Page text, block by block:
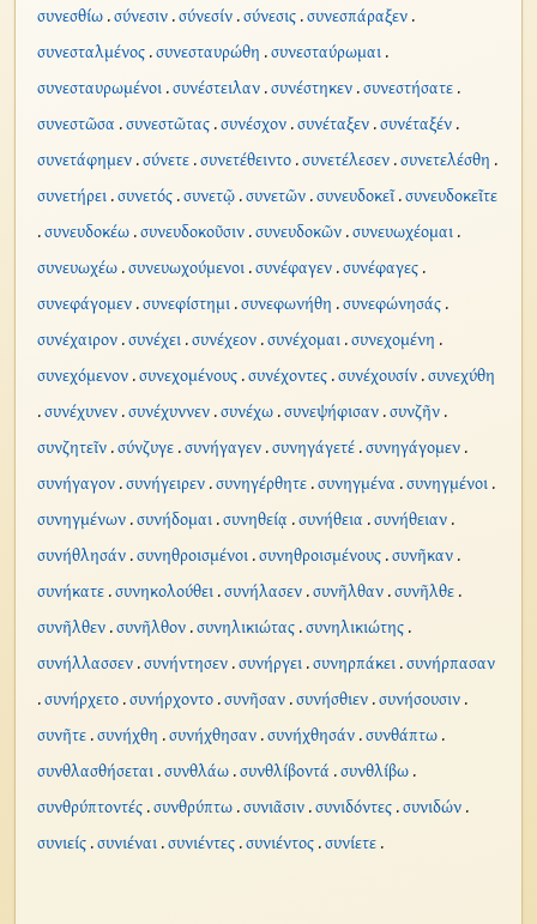
συνεσθίω.σύνεσιν.σύνεσίν.σύνεσις.συνεσπάραξεν.
συνεσταλμένος.συνεσταυρώθη .συνεσταύρωμαι.
συνεσταυρωμένοι.συνέστειλαν.συνέστηκεν.συνεστήσατε.
συνεστῶσα .συνεστῶτας.συνέσχον.συνέταξεν.συνέταξέν.
συνετάφημεν.σύνετε.συνετέθειντο.συνετέλεσεν.συνετελέσθη .
συνετήρει.συνετός.συνετῷ.συνετῶν.συνευδοκεῖ.συνευδοκεῖτε
.συνευδοκέω.συνευδοκοῦσιν.συνευδοκῶν.συνευωχέομαι.
συνευωχέω.συνευωχούμενοι.συνέφαγεν.συνέφαγες.
συνεφάγομεν.συνεφίστημι.συνεφωνήθη .συνεφώνησάς.
συνέχαιρον.συνέχει.συνέχεον.συνέχομαι.συνεχομένη .
συνεχόμενον.συνεχομένους.συνέχοντες.συνέχουσίν.συνεχύθη
.συνέχυνεν.συνέχυννεν.συνέχω.συνεψήφισαν.συνζῆν.
συνζητεῖν.σύνζυγε.συνήγαγεν.συνηγάγετέ.συνηγάγομεν.
συνήγαγον.συνήγειρεν.συνηγέρθητε.συνηγμένα .συνηγμένοι.
συνηγμένων.συνήδομαι.συνηθείᾳ .συνήθεια .συνήθειαν.
συνήθλησάν.συνηθροισμένοι.συνηθροισμένους.συνῆκαν.
συνήκατε.συνηκολούθει.συνήλασεν.συνῆλθαν.συνῆλθε.
συνῆλθεν.συνῆλθον.συνηλικιώτας.συνηλικιώτης.
συνήλλασσεν.συνήντησεν.συνήργει.συνηρπάκει.συνήρπασαν
.συνήρχετο.συνήρχοντο.συνῆσαν.συνήσθιεν.συνήσουσιν.
συνῆτε.συνήχθη .συνήχθησαν.συνήχθησάν.συνθάπτω.
συνθλασθήσεται.συνθλάω.συνθλίβοντά .συνθλίβω.
συνθρύπτοντές.συνθρύπτω.συνιᾶσιν.συνιδόντες.συνιδών.
συνιείς.συνιέναι.συνιέντες.συνιέντος.συνίετε.